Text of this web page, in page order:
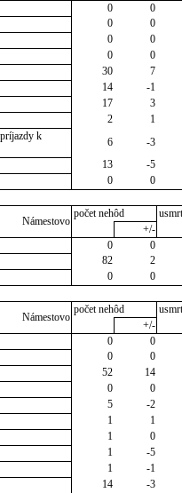
0 0
0 0
0 0
0 0
30 7
14 -1
17 3
2 1
k
6 -3
13 -5
0 0
Námestovo
počet nehôd
+/-
0 0
82 2
0 0
Námestovo
počet nehôd
+/-
0 0
0 0
52 14
0 0
5 -2
1 1
1 0
1 -5
1 -1
14 -3